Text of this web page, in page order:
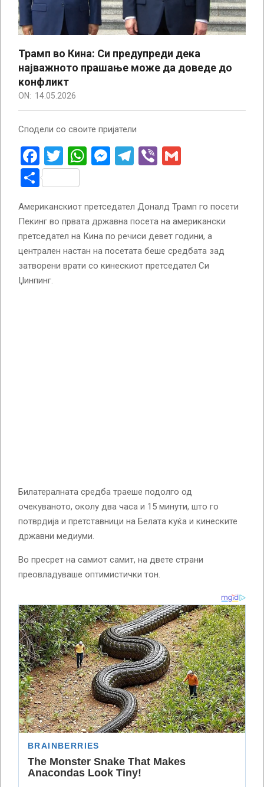
Трамп во Кина: Си предупреди дека
најважното прашање може да доведе до
конфликт
ON: 14.05.2026
Сподели со своите пријатели
Facebook
Twitter
WhatsApp
Messenger
Telegram
Viber
Share
Американскиот претседател Доналд Трамп го посети
Пекинг во првата државна посета на американски
претседател на Кина по речиси девет години, а
централен настан на посетата беше средбата зад
затворени врати со кинескиот претседател Си
Џинпинг.
Билатералната средба траеше подолго од
очекуваното, околу два часа и 15 минути, што го
потврдија и претставници на Белата куќа и кинеските
државни медиуми.
Во пресрет на самиот самит, на двете страни
преовладуваше оптимистички тон.